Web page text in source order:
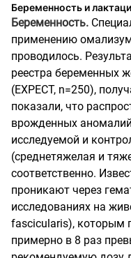
Беременность и
Беременность.
применению
проводилось.
реестра беременных
(EXPECT, n=250),
показали, что
врожденных
исследуемой и
(среднетяжелая и
соответственно.
проникают через
исследованиях на
fascicularis), которым
примерно в 8 раз